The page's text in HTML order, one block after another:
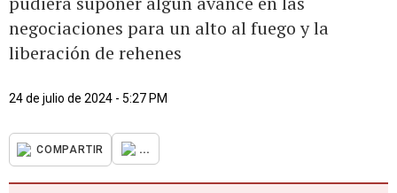
negociaciones para un alto al fuego y la
liberación de rehenes
24 de julio de 2024 - 5:27 PM
COMPARTIR ...